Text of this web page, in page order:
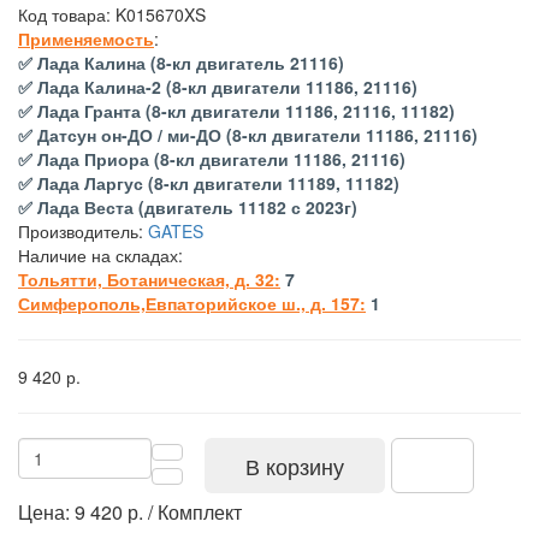
Код товара: K015670XS
Применяемость:
✅ Лада Калина (8-кл двигатель 21116)
✅ Лада Калина-2 (8-кл двигатели 11186, 21116)
✅ Лада Гранта (8-кл двигатели 11186, 21116, 11182)
✅ Датсун он-ДО / ми-ДО (8-кл двигатели 11186, 21116)
✅ Лада Приора (8-кл двигатели 11186, 21116)
✅ Лада Ларгус (8-кл двигатели 11189, 11182)
✅ Лада Веста (двигатель 11182 с 2023г)
Производитель: GATES
Наличие на складах:
Тольятти, Ботаническая, д. 32: 7
Симферополь,Евпаторийское ш., д. 157: 1
9 420 р.
В корзину
Цена: 9 420 р. / Комплект